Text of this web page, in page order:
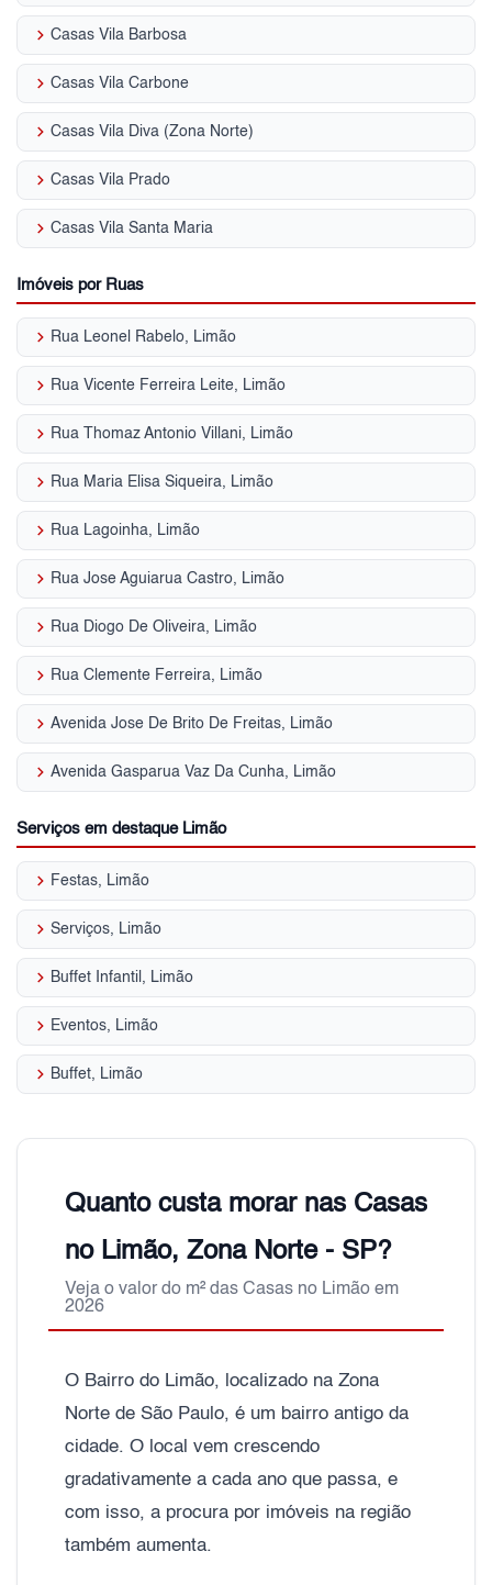
keyboard_arrow_right Casas Vila Barbosa
keyboard_arrow_right Casas Vila Carbone
keyboard_arrow_right Casas Vila Diva (Zona Norte)
keyboard_arrow_right Casas Vila Prado
keyboard_arrow_right Casas Vila Santa Maria
Imóveis por Ruas
keyboard_arrow_right Rua Leonel Rabelo, Limão
keyboard_arrow_right Rua Vicente Ferreira Leite, Limão
keyboard_arrow_right Rua Thomaz Antonio Villani, Limão
keyboard_arrow_right Rua Maria Elisa Siqueira, Limão
keyboard_arrow_right Rua Lagoinha, Limão
keyboard_arrow_right Rua Jose Aguiarua Castro, Limão
keyboard_arrow_right Rua Diogo De Oliveira, Limão
keyboard_arrow_right Rua Clemente Ferreira, Limão
keyboard_arrow_right Avenida Jose De Brito De Freitas, Limão
keyboard_arrow_right Avenida Gasparua Vaz Da Cunha, Limão
Serviços em destaque Limão
keyboard_arrow_right Festas, Limão
keyboard_arrow_right Serviços, Limão
keyboard_arrow_right Buffet Infantil, Limão
keyboard_arrow_right Eventos, Limão
keyboard_arrow_right Buffet, Limão
Quanto custa morar nas Casas
no Limão, Zona Norte - SP?
Veja o valor do m² das Casas no Limão em
2026
O Bairro do Limão, localizado na Zona
Norte de São Paulo, é um bairro antigo da
cidade. O local vem crescendo
gradativamente a cada ano que passa, e
com isso, a procura por imóveis na região
também aumenta.